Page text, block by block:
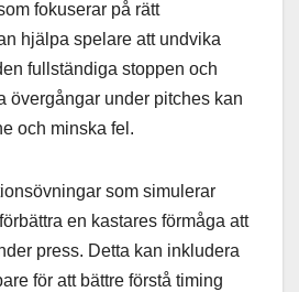
fokuserar på rätt
hjälpa spelare att undvika
fullständiga stoppen och
övergångar under pitches kan
och minska fel.
som simulerar
en kastares förmåga att
press. Detta kan inkludera
för att bättre förstå timing